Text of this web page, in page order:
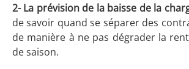
2- La prévision de la baisse de la
de savoir quand se séparer des
de manière à ne pas dégrader la
de saison.